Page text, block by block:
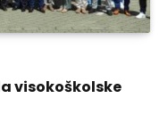
visokoškolske